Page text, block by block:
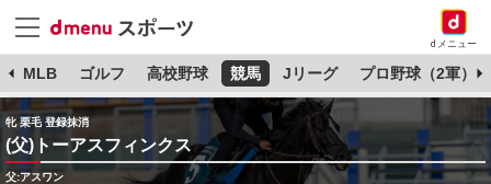
dメニュー
MLB ゴルフ 高校野球 競馬 Jリーグ プロ野球（2軍）
牝 栗毛 登録抹消
(父)トーアスフィンクス
父:アスワン